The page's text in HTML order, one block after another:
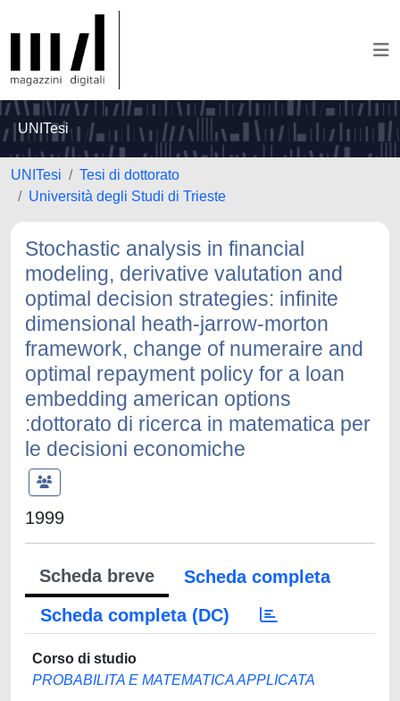
UNITesi
UNITesi
Tesi di dottorato
Università degli Studi di Trieste
Stochastic analysis in financial
modeling, derivative valutation and
optimal decision strategies: infinite
dimensional heath-jarrow-morton
framework, change of numeraire and
optimal repayment policy for a loan
embedding american options
:dottorato di ricerca in matematica per
le decisioni economiche
1999
Scheda breve
Scheda completa
Scheda completa (DC)
Corso di studio
PROBABILITA E MATEMATICA APPLICATA